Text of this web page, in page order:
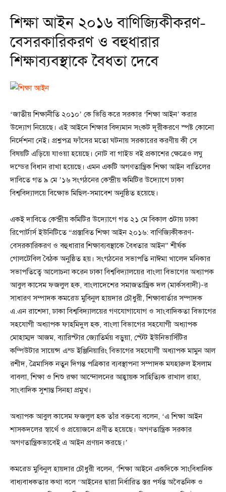
শিক্ষা আইন ২০১৬ বাণিজ্যিকীকরণ-
বেসরকারিকরণ ও বহুধারার
শিক্ষাব্যবস্থাকে বৈধতা দেবে
‘জাতীয় শিক্ষানীতি ২০১০’ কে ভিত্তি করে সরকার ‘শিক্ষা আইন’ করার
উদ্যোগ নিয়েছে। এই আইনে শিক্ষার বিদ্যমান সংকট দূরীকরণে স্পষ্ট কোনো
নির্দেশনা নেই। প্রশ্নপত্র ফাঁসের মতো ঘটনায় সরকারের করণীয় কী সে
বিষয়টি এড়িয়ে যাওয়া হয়েছে। নোট বা গাইড বই প্রকাশের ক্ষেত্রেও লঘু
দন্ডের বিধান রাখা হয়েছে। এমন একটি অগণতান্ত্রিক শিক্ষা আইন বাতিলের
দাবিতে গত ৯ মে ’১৬ সংগঠনের কেন্দ্রীয় কমিটির উদ্যোগে ঢাকা
বিশ্ববিদ্যালয়ে বিক্ষোভ মিছিল-সমাবেশ অনুষ্ঠিত হয়েছে।
একই দাবিতে কেন্দ্রীয় কমিটির উদ্যোগে গত ২১ মে বিকাল ৩টায় ঢাকা
রিপোর্টার্স ইউনিটিতে “প্রস্তাবিত শিক্ষা আইন ২০১৬: বাণিজ্যিকীকরণ-
বেসরকারিকরণ ও বহুধারার শিক্ষাব্যবস্থাকে বৈধতার আইন” শীর্ষক
গোলটেবিল বৈঠক অনুষ্ঠিত হয়। সংগঠনের সভাপতি নাঈমা খালেদ মনিকার
সভাপতিত্বে আলোচনা করেন ঢাকা বিশ্ববিদ্যালয়ের বাংলা বিভাগের অধ্যাপক
আবুল কাসেম ফজলুল হক, বাংলাদেশের সমাজতান্ত্রিক দল (মার্কসবাদী)-র
সাধারণ সম্পাদক কমরেড মুবিনুল হায়দার চৌধুরী, শিক্ষাবার্তার সম্পাদক
এ.এন রাশেদা, ঢাকা বিশ্ববিদ্যালয়ের গণযোগাযোগ ও সাংবাদিকতা বিভাগের
সহযোগী অধ্যাপক ফাহমিদুল হক, বাংলা বিভাগের সহযোগী অধ্যাপক
মোহাম্মদ আজম, ব্যারিস্টার জ্যোতির্ময় বড়ুয়া, স্টেট ইউনিভার্সিটির
কম্পিউটার সায়েন্স এন্ড ইঞ্জিনিয়ারিং বিভাগের সহযোগী অধ্যাপক মামুন আল
রশীদ, ত্রৈমাসিক নতুন দিগন্ত পত্রিকার ব্যবস্থাপনা সম্পাদক মযহারুল ইসলাম
বাবলা, শিক্ষা ও শিশু রক্ষা আন্দোলনের আহ্বায়ক সাহিত্যিক রাখাল রাহা,
সাংবাদিক সুশান্ত সিনহা প্রমুখ।
অধ্যাপক আবুল কাসেম ফজলুল হক তাঁর বক্তব্যে বলেন, ‘এ শিক্ষা আইন
শাসকদলের স্বার্থে ও প্রয়োজনে প্রণীত হয়েছে। অগণতান্ত্রিক সরকার
অগণতান্ত্রিকভাবেই এ আইন প্রণয়ন করছে।’
কমরেড মুবিনুল হায়দার চৌধুরী বলেন, ‘শিক্ষা আইনে একদিকে সাংবিধানিক
বাধ্যবাধকতার কথা বলে ‘আইনের দ্বারা নির্ধারিত স্তর পর্যন্ত অবৈতনিক ও